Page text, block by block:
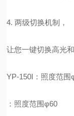
4. 两级切换机制，
让您一键切换高光
YP-150I：照度范围
：照度范围φ60